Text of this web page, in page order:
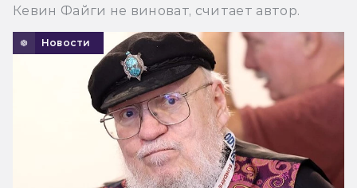
Кевин Файги не виноват, считает автор.
Новости